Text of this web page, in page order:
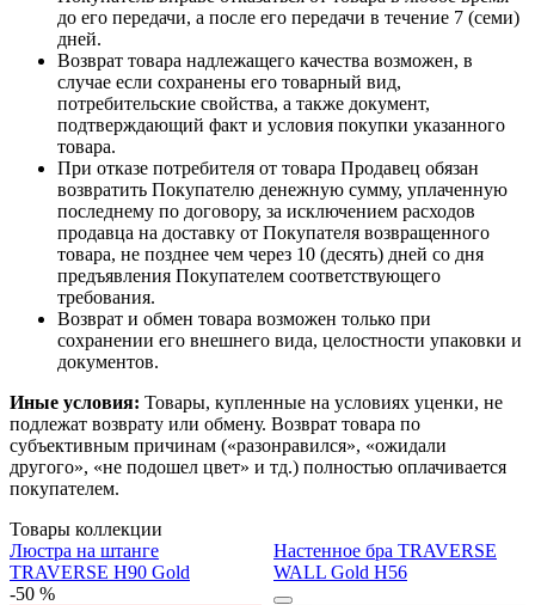
до его передачи, а после его передачи в течение 7 (семи)
дней.
Возврат товара надлежащего качества возможен, в
случае если сохранены его товарный вид,
потребительские свойства, а также документ,
подтверждающий факт и условия покупки указанного
товара.
При отказе потребителя от товара Продавец обязан
возвратить Покупателю денежную сумму, уплаченную
последнему по договору, за исключением расходов
продавца на доставку от Покупателя возвращенного
товара, не позднее чем через 10 (десять) дней со дня
предъявления Покупателем соответствующего
требования.
Возврат и обмен товара возможен только при
сохранении его внешнего вида, целостности упаковки и
документов.
Иные условия: Товары, купленные на условиях уценки, не
подлежат возврату или обмену. Возврат товара по
субъективным причинам («разонравился», «ожидали
другого», «не подошел цвет» и тд.) полностью оплачивается
покупателем.
Товары коллекции
Люстра на штанге
TRAVERSE H90 Gold
-50 %
Настенное бра TRAVERSE
WALL Gold H56